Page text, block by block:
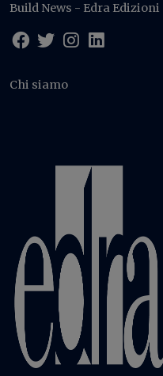
Build News - Edra Edizioni
Chi siamo